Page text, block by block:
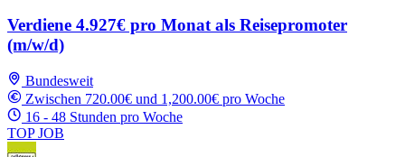
Verdiene 4.927€ pro Monat als Reisepromoter
(m/w/d)
Bundesweit
Zwischen 720.00€ und 1,200.00€ pro Woche
16 - 48 Stunden pro Woche
TOP JOB